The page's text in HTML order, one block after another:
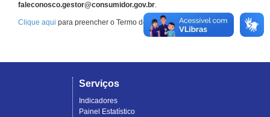
faleconosco.gestor@consumidor.gov.br.
Clique aqui para preencher o Termo de Adesão.
Serviços
Indicadores
Painel Estatístico